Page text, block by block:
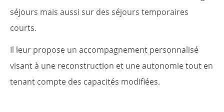
séjours mais aussi sur des séjours temporaires
courts.
Il leur propose un accompagnement personnalisé
visant à une reconstruction et une autonomie tout en
tenant compte des capacités modifiées.
Agenda
Actualités